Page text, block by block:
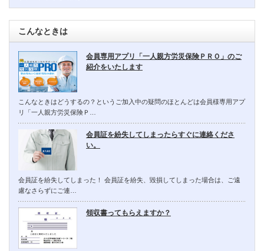
こんなときは
会員専用アプリ「一人親方労災保険ＰＲＯ」のご
紹介をいたします
こんなときはどうするの？というご加入中の疑問のほとんどは会員様専用アプ
リ「一人親方労災保険Ｐ…
会員証を紛失してしまったらすぐに連絡くださ
い。
会員証を紛失してしまった！ 会員証を紛失、毀損してしまった場合は、ご遠
慮なさらずにご連…
領収書ってもらえますか？